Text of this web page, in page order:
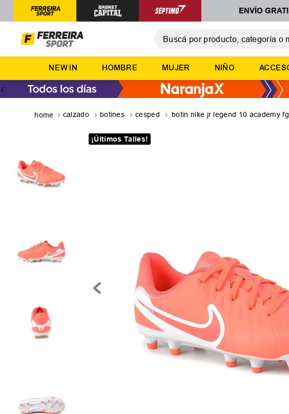
ENVÍO
NEW IN HOMBRE MUJER NIÑO
calzado botines cesped botin nike jr legend 10 academy
¡Últimos Talles!
TÉRMINOS MÁS
2
zapatillas
3.
basquet